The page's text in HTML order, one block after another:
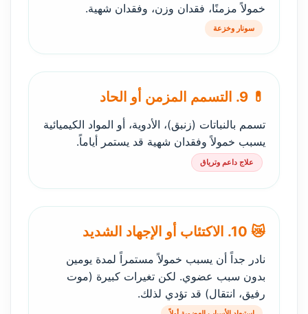
خمولاً مزمنًا، فقدان وزن، وفقدان شهية.
سونار وخزعة
💊 9. التسمم المزمن أو الحاد
تسمم بالنباتات (زنبق)، الأدوية، أو المواد الكيميائية
يسبب خمولاً وفقدان شهية قد يستمر أياماً.
علاج داعم وترياق
😿 10. الاكتئاب أو الإجهاد الشديد
نادر جداً أن يسبب خمولاً مستمراً لمدة يومين
بدون سبب عضوي. لكن تغيرات كبيرة (موت
رفيق، انتقال) قد تؤدي لذلك.